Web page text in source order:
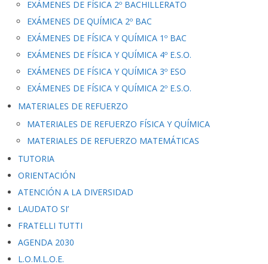
EXÁMENES DE FÍSICA 2º BACHILLERATO
EXÁMENES DE QUÍMICA 2º BAC
EXÁMENES DE FÍSICA Y QUÍMICA 1º BAC
EXÁMENES DE FÍSICA Y QUÍMICA 4º E.S.O.
EXÁMENES DE FÍSICA Y QUÍMICA 3º ESO
EXÁMENES DE FÍSICA Y QUÍMICA 2º E.S.O.
MATERIALES DE REFUERZO
MATERIALES DE REFUERZO FÍSICA Y QUÍMICA
MATERIALES DE REFUERZO MATEMÁTICAS
TUTORIA
ORIENTACIÓN
ATENCIÓN A LA DIVERSIDAD
LAUDATO SI’
FRATELLI TUTTI
AGENDA 2030
L.O.M.L.O.E.